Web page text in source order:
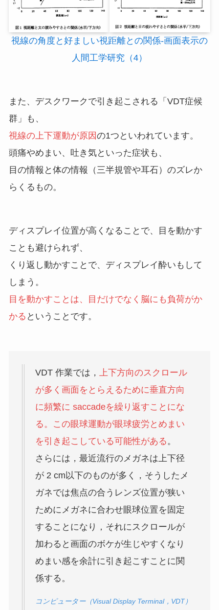
視線の角度と好ましい視距離との関係-画面表示の
人間工学研究（4）
また、デスクワークで引き起こされる「VDT症候
群」も、
視線の上下運動が原因の1つといわれています。
頭痛やめまい、吐き気といった症状も、
目の情報と体の情報（三半規管や耳石）のズレか
らくるもの。
ディスプレイ位置が高くなることで、目を動かす
ことも避けられず、
くり返し動かすことで、ディスプレイ酔いもして
しまう。
目を動かすことは、目だけでなく脳にも負荷がか
かる ということです。
VDT 作業では， 上下方向のスクロール
が多く画面をとらえるために垂直方向
に頻繁に saccadeを繰り返すことにな
る。この眼球運動が眼球疲労とめまい
を引き起こしている可能性がある。
さらには，最近流行のメガネは上下径
が 2 cm以下のものが多く，そうしたメ
ガネでは焦点の合うレンズ位置が狭い
ためにメガネに合わせ眼球位置を固定
することになり，それにスクロールが
加わると画面のボケが生じやすくなり
めまい感を余計に引き起こすことに関
係する。
コンピューター（Visual Display Terminal，VDT）